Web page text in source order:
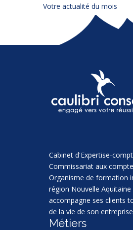
Votre actualité du mois
Cabinet d'Expertise-
Commissariat aux
Organisme de formation
région Nouvelle Aquitaine
accompagne ses clients
de la vie de son
Métiers